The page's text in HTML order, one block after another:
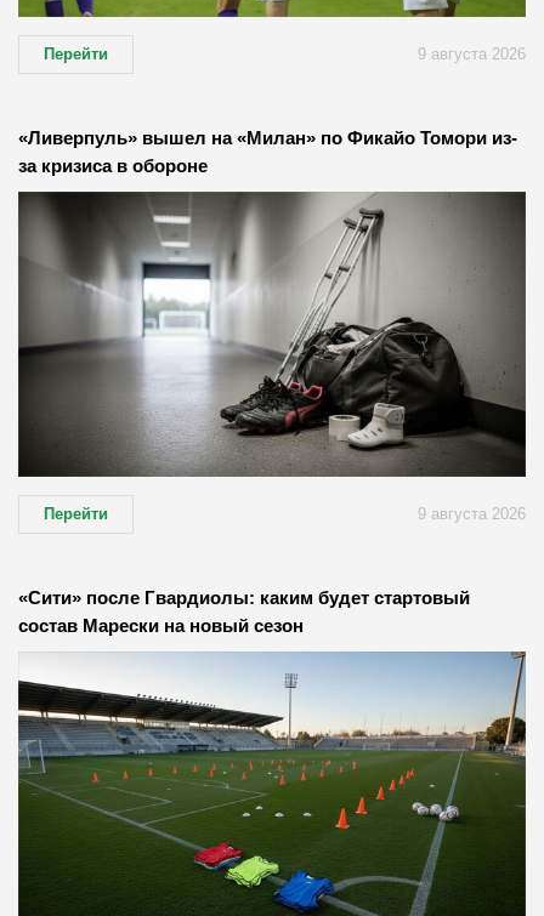
Перейти 9 августа 2026
«Ливерпуль» вышел на «Милан» по Фикайо Томори из-
за кризиса в обороне
Перейти 9 августа 2026
«Сити» после Гвардиолы: каким будет стартовый
состав Марески на новый сезон